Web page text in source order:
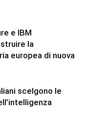
e IBM
la
europea di nuova
scelgono le